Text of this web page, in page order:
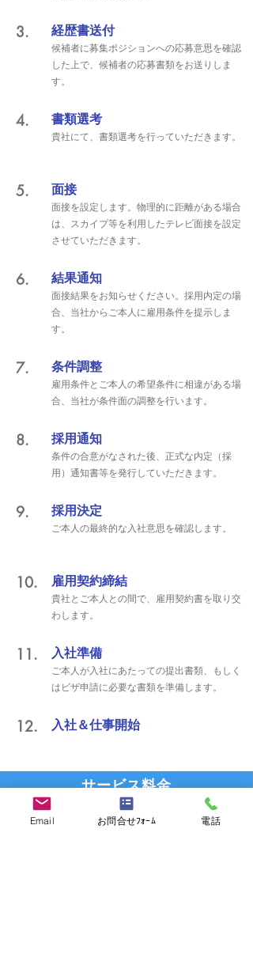
経歴書送付
候補者に募集ポジションへの応募意思を確認
した上で、候補者の応募書類をお送りしま
す。
3.
書類選考
貴社にて、書類選考を行っていただきます。
4.
面接
面接を設定します。物理的に距離がある場合
は、スカイプ等を利用したテレビ面接を設定
させていただきます。
5.
結果通知
面接結果をお知らせください。採用内定の場
合、当社からご本人に雇用条件を提示しま
す。
6.
条件調整
雇用条件とご本人の希望条件に相違がある場
合、当社が条件面の調整を行います。
7.
採用通知
条件の合意がなされた後、正式な内定（採
用）通知書等を発行していただきます。
8.
採用決定
ご本人の最終的な入社意思を確認します。
9.
雇用契約締結
貴社とご本人との間で、雇用契約書を取り交
わします。
10.
入社準備
ご本人が入社にあたっての提出書類、もしく
はビザ申請に必要な書類を準備します。
11.
入社＆仕事開始
12.
サービス料金
求人のお申込みに料金は発生致しません。当社から
ご紹介した方の採用が決定した場合、その成功報酬
Email お問合せﾌｫｰﾑ 電話